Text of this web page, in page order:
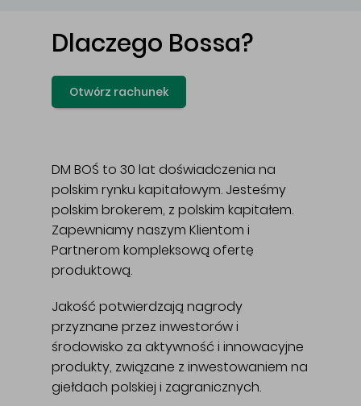
Dlaczego Bossa?
Otwórz rachunek
DM BOŚ to 30 lat doświadczenia na
polskim rynku kapitałowym. Jesteśmy
polskim brokerem, z polskim kapitałem.
Zapewniamy naszym Klientom i
Partnerom kompleksową ofertę
produktową.
Jakość potwierdzają nagrody
przyznane przez inwestorów i
środowisko za aktywność i innowacyjne
produkty, związane z inwestowaniem na
giełdach polskiej i zagranicznych.